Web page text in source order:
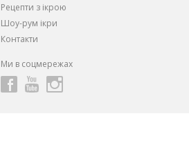
Рецепти з ікрою
Шоу-рум ікри
Контакти
Ми в соцмережах